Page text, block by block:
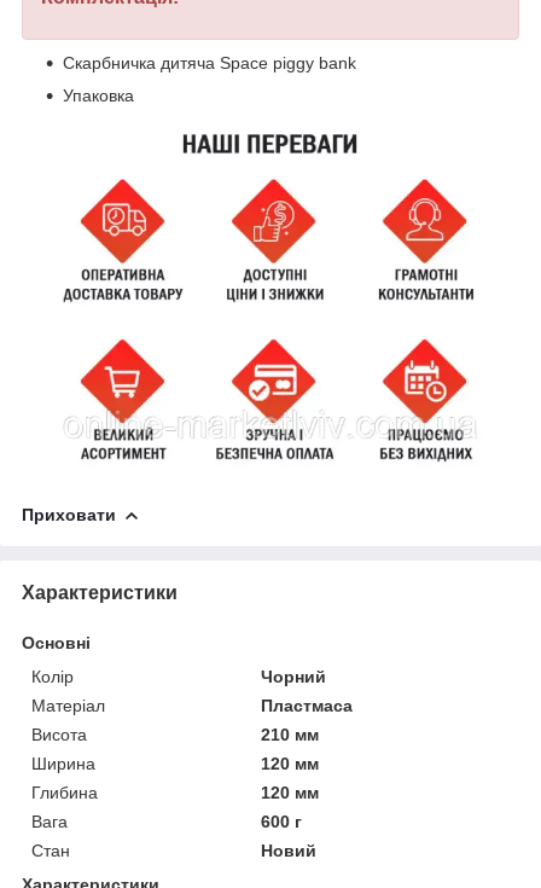
Скарбничка дитяча Space piggy bank
Упаковка
Приховати
Характеристики
Основні
Колір
Чорний
Матеріал
Пластмаса
Висота
210 мм
Ширина
120 мм
Глибина
120 мм
Вага
600 г
Стан
Новий